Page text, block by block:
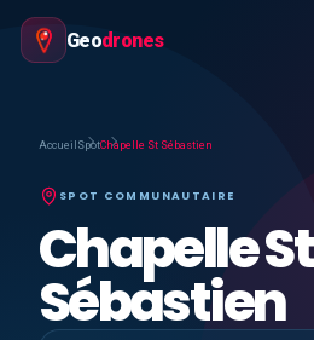
Geodrones
Accueil SpotChapelle St Sébastien
SPOT COMMUNAUTAIRE
Chapelle St
Sébastien